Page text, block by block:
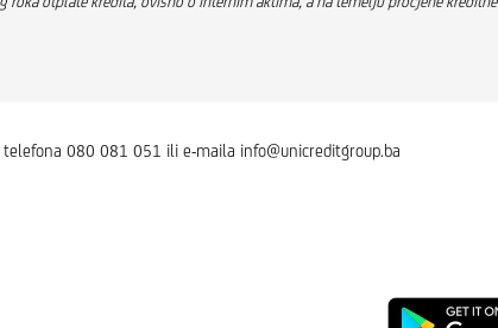
080 081 051 ili e-maila info@unicreditgroup.ba